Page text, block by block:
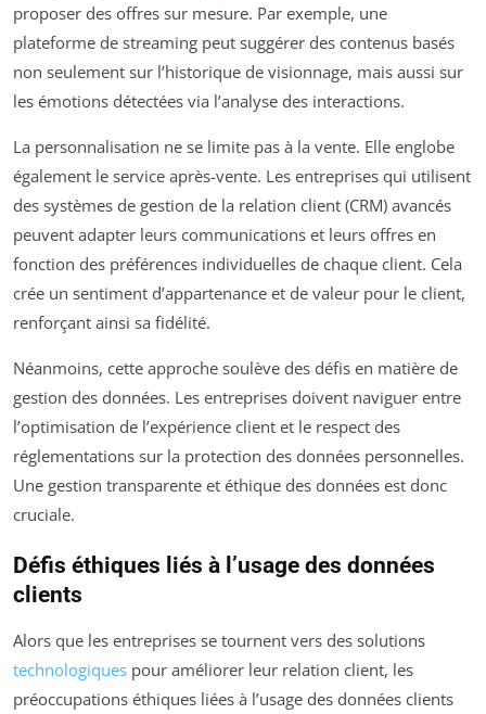
proposer des offres sur mesure. Par exemple, une
plateforme de streaming peut suggérer des contenus basés
non seulement sur l’historique de visionnage, mais aussi sur
les émotions détectées via l’analyse des interactions.
La personnalisation ne se limite pas à la vente. Elle englobe
également le service après-vente. Les entreprises qui utilisent
des systèmes de gestion de la relation client (CRM) avancés
peuvent adapter leurs communications et leurs offres en
fonction des préférences individuelles de chaque client. Cela
crée un sentiment d’appartenance et de valeur pour le client,
renforçant ainsi sa fidélité.
Néanmoins, cette approche soulève des défis en matière de
gestion des données. Les entreprises doivent naviguer entre
l’optimisation de l’expérience client et le respect des
réglementations sur la protection des données personnelles.
Une gestion transparente et éthique des données est donc
cruciale.
Défis éthiques liés à l’usage des données
clients
Alors que les entreprises se tournent vers des solutions
technologiques pour améliorer leur relation client, les
préoccupations éthiques liées à l’usage des données clients